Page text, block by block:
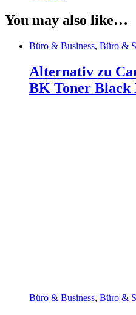
You may also like…
Büro & Business, Büro &
Alternativ zu
BK Toner Black
Büro & Business, Büro &